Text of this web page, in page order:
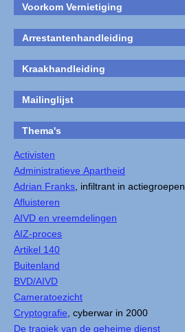
Voorkom Vernietiging
Arrestantenhandleiding
Kraakhandleiding
Mailinglijst
Thema's
Activisten
Administratieve Apartheid
Adrian Franks , infiltrant in actiegroepen
Afluisteren
AIVD en vreemdelingen
AIZ-proces
Artikel 140
Buitenland
BVD/AIVD
Cameratoezicht
Cryptografie , cyberwar in 2000
De tragiek van de geheime dienst